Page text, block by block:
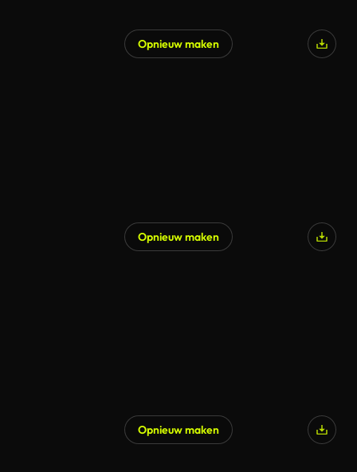
Opnieuw maken
Opnieuw maken
Opnieuw maken